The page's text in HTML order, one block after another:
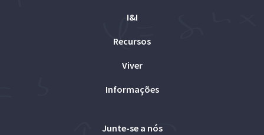
I&I
Recursos
Viver
Informações
Junte-se a nós